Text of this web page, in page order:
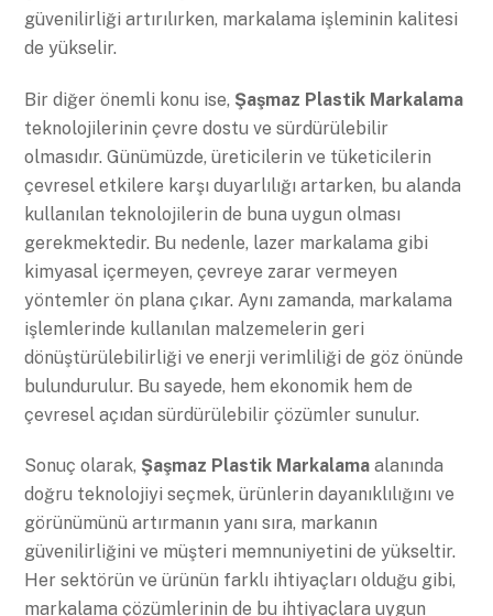
güvenilirliği artırılırken, markalama işleminin kalitesi
de yükselir.
Bir diğer önemli konu ise, Şaşmaz Plastik Markalama
teknolojilerinin çevre dostu ve sürdürülebilir
olmasıdır. Günümüzde, üreticilerin ve tüketicilerin
çevresel etkilere karşı duyarlılığı artarken, bu alanda
kullanılan teknolojilerin de buna uygun olması
gerekmektedir. Bu nedenle, lazer markalama gibi
kimyasal içermeyen, çevreye zarar vermeyen
yöntemler ön plana çıkar. Aynı zamanda, markalama
işlemlerinde kullanılan malzemelerin geri
dönüştürülebilirliği ve enerji verimliliği de göz önünde
bulundurulur. Bu sayede, hem ekonomik hem de
çevresel açıdan sürdürülebilir çözümler sunulur.
Sonuç olarak, Şaşmaz Plastik Markalama alanında
doğru teknolojiyi seçmek, ürünlerin dayanıklılığını ve
görünümünü artırmanın yanı sıra, markanın
güvenilirliğini ve müşteri memnuniyetini de yükseltir.
Her sektörün ve ürünün farklı ihtiyaçları olduğu gibi,
markalama çözümlerinin de bu ihtiyaçlara uygun